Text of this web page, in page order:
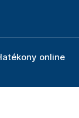
online